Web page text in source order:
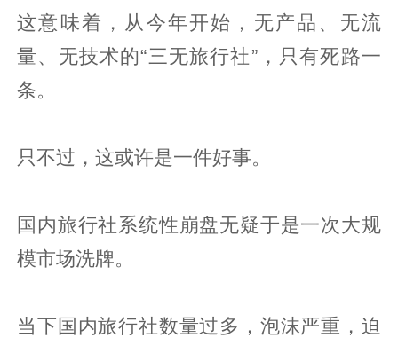
这意味着，从今年开始，无产品、无流
量、无技术的“三无旅行社”，只有死路一
条。
只不过，这或许是一件好事。
国内旅行社系统性崩盘无疑于是一次大规
模市场洗牌。
当下国内旅行社数量过多，泡沫严重，迫